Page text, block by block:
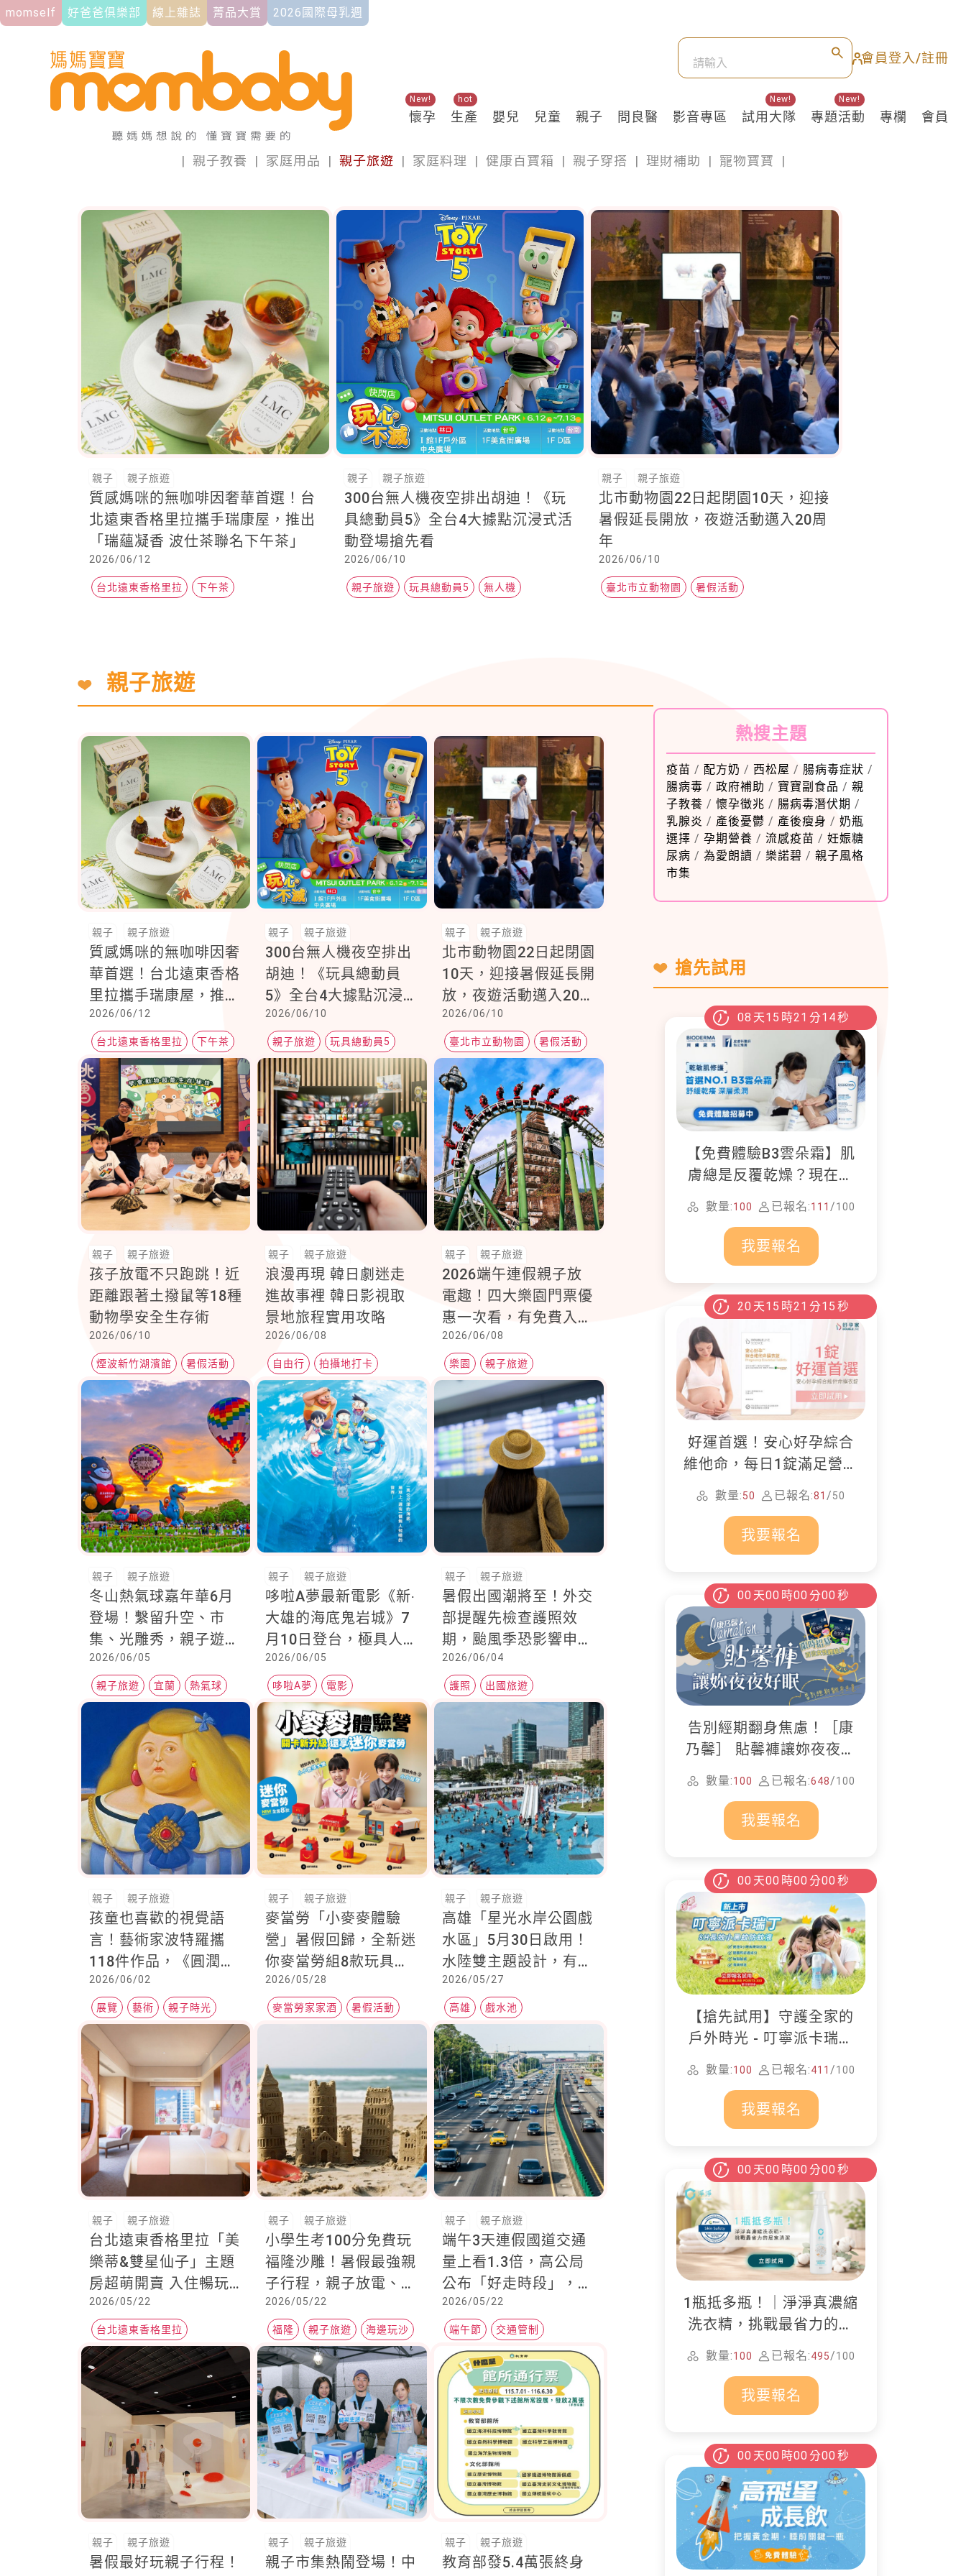
momself 好爸爸俱樂部 線上雜誌 菁品大賞 2026國際母乳週
會員登入/註冊
懷孕
New!
生產
hot
嬰兒 兒童 親子 問良醫 影音專區 試用大隊
New!
專題活動
New!
專欄 會員
親子
| 親子教養 | 家庭用品 | 親子旅遊 | 家庭料理 | 健康百寶箱 | 親子穿搭 | 理財補助 | 寵物寶寶 |
親子 親子旅遊
質感媽咪的無咖啡因奢華首選！台
北遠東香格里拉攜手瑞康屋，推出
「瑞蘊凝香 波仕茶聯名下午茶」
2026/06/12
台北遠東香格里拉 下午茶
親子 親子旅遊
300台無人機夜空排出胡迪！《玩
具總動員5》全台4大據點沉浸式活
動登場搶先看
2026/06/10
親子旅遊 玩具總動員5 無人機
親子 親子旅遊
北市動物園22日起閉園10天，迎接
暑假延長開放，夜遊活動邁入20周
年
2026/06/10
臺北市立動物園 暑假活動
親子旅遊
親子 親子旅遊
質感媽咪的無咖啡因奢
華首選！台北遠東香格
里拉攜手瑞康屋，推出
「瑞蘊凝香 波仕茶聯
名下午茶」
2026/06/12
台北遠東香格里拉 下午茶
親子 親子旅遊
300台無人機夜空排出
胡迪！《玩具總動員
5》全台4大據點沉浸式
活動登場搶先看
2026/06/10
親子旅遊 玩具總動員5
無人機
親子 親子旅遊
北市動物園22日起閉園
10天，迎接暑假延長開
放，夜遊活動邁入20周
年
2026/06/10
臺北市立動物園 暑假活動
親子 親子旅遊
孩子放電不只跑跳！近
距離跟著土撥鼠等18種
動物學安全生存術
2026/06/10
煙波新竹湖濱館 暑假活動
親子旅行
親子 親子旅遊
浪漫再現 韓日劇迷走
進故事裡 韓日影視取
景地旅程實用攻略
2026/06/08
自由行 拍攝地打卡
觀光景點
親子 親子旅遊
2026端午連假親子放
電趣！四大樂園門票優
惠一次看，有免費入
園！有對身分證、對生
日優惠！爸媽快來看
2026/06/08
樂園 親子旅遊
親子 親子旅遊
冬山熱氣球嘉年華6月
登場！繫留升空、市
集、光雕秀，親子遊必
玩亮點整理
2026/06/05
親子旅遊 宜蘭 熱氣球
親子 親子旅遊
哆啦A夢最新電影《新‧
大雄的海底鬼岩城》7
月10日登台，極具人氣
的經典角色「海底車」
出現其中！
2026/06/05
哆啦A夢 電影
親子 親子旅遊
暑假出國潮將至！外交
部提醒先檢查護照效
期，颱風季恐影響申辦
時程
2026/06/04
護照 出國旅遊
親子 親子旅遊
孩童也喜歡的視覺語
言！藝術家波特羅攜
118件作品，《圓潤的
魔法》6/19首度來台
2026/06/02
展覽 藝術 親子時光
親子 親子旅遊
麥當勞「小麥麥體驗
營」暑假回歸，全新迷
你麥當勞組8款玩具一
次送
2026/05/28
麥當勞家家酒 暑假活動
親子 親子旅遊
高雄「星光水岸公園戲
水區」5月30日啟用！
水陸雙主題設計，有滑
水道、水上遊具及無邊
際港景鞦韆
2026/05/27
高雄 戲水池
親子 親子旅遊
台北遠東香格里拉「美
樂蒂&雙星仙子」主題
房超萌開賣 入住暢玩7
大主題空間再拿限定好
禮
2026/05/22
台北遠東香格里拉
親子飯店 親子旅遊
親子 親子旅遊
小學生考100分免費玩
福隆沙雕！暑假最強親
子行程，親子放電、玩
水一日遊攻略
2026/05/22
福隆 親子旅遊 海邊玩沙
親子 親子旅遊
端午3天連假國道交通
量上看1.3倍，高公局
公布「好走時段」，實
施部分交流道入口封閉
措施
2026/05/22
端午節 交通管制
親子 親子旅遊
暑假最好玩親子行程！
親子 親子旅遊
親子市集熱鬧登場！中
親子 親子旅遊
教育部發5.4萬張終身
熱搜主題
疫苗 / 配方奶 / 西松屋 / 腸病毒症狀 /
腸病毒 / 政府補助 / 寶寶副食品 / 親
子教養 / 懷孕徵兆 / 腸病毒潛伏期 /
乳腺炎 / 產後憂鬱 / 產後瘦身 / 奶瓶
選擇 / 孕期營養 / 流感疫苗 / 妊娠糖
尿病 / 為愛朗讀 / 樂諾碧 / 親子風格
市集
搶先試用
08 天15 時21 分12秒
【免費體驗B3雲朵霜】肌
膚總是反覆乾燥？現在就
加入貝膚黛瑪修護體驗計
畫！
數量:100 已報名:111 /100
我要報名
20 天15 時21 分13 秒
好運首選！安心好孕綜合
維他命，每日1錠滿足營養
所需
數量:50 已報名:81 /50
我要報名
00 天00 時00 分00 秒
告別經期翻身焦慮！［康
乃馨］ 貼馨褲讓妳夜夜好
數量:100 已報名:648/100
我要報名
00 天00 時00 分00 秒
【搶先試用】守護全家的
戶外時光 - 叮寧派卡瑞丁
防蚊液
數量:100 已報名:411 /100
我要報名
00 天00 時00 分00 秒
1瓶抵多瓶！｜淨淨真濃縮
洗衣精，挑戰最省力的居
家清潔
數量:100 已報名:495/100
我要報名
00 天00 時00 分00 秒